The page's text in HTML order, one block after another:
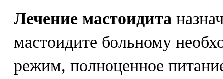
Лечение мастоидита
мастоидите больному
режим, полноценное